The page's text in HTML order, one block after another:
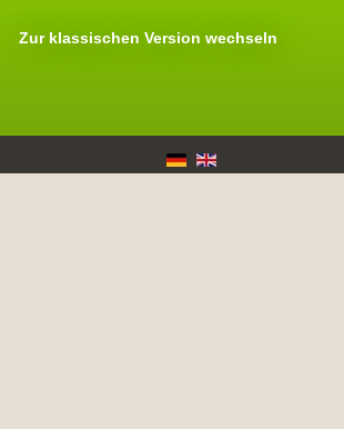
Zur klassischen Version wechseln